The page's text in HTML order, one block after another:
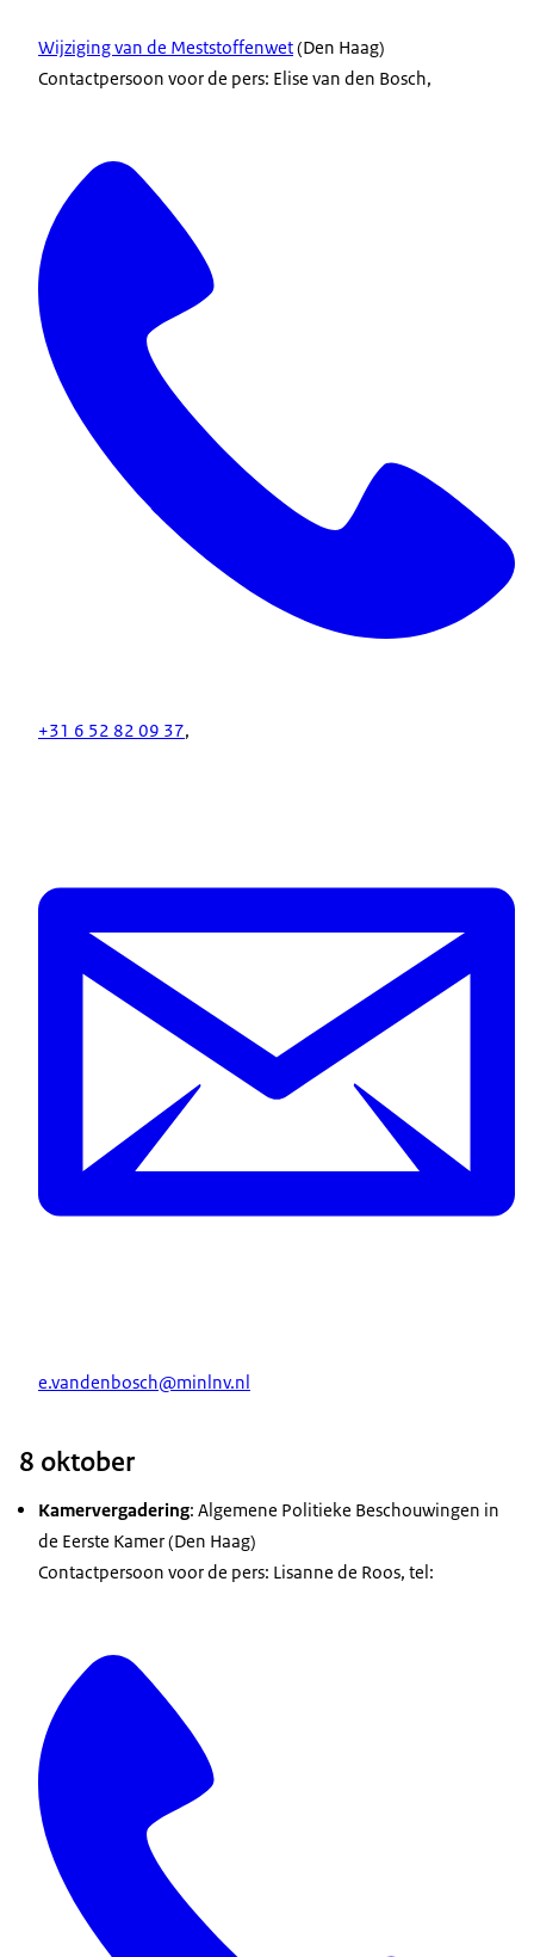
Wijziging van de Meststoffenwet(Den Haag)
Contactpersoon voor de pers: Elise van den Bosch,
+31 6 52 82 09 37,
e.vandenbosch@minlnv.nl
8 oktober
Kamervergadering: Algemene Politieke Beschouwingen in
de Eerste Kamer (Den Haag)
Contactpersoon voor de pers: Lisanne de Roos, tel: